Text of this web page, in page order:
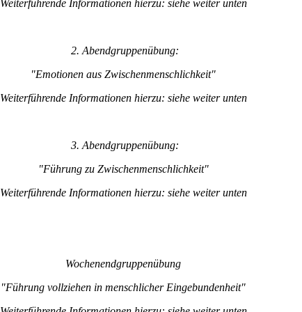
Weiterführende Informationen hierzu: siehe weiter unten
2. Abendgruppenübung:
"Emotionen aus Zwischenmenschlichkeit"
Weiterführende Informationen hierzu: siehe weiter unten
3. Abendgruppenübung:
"Führung zu Zwischenmenschlichkeit"
Weiterführende Informationen hierzu: siehe weiter unten
Wochenendgruppenübung
"Führung vollziehen in menschlicher Eingebundenheit"